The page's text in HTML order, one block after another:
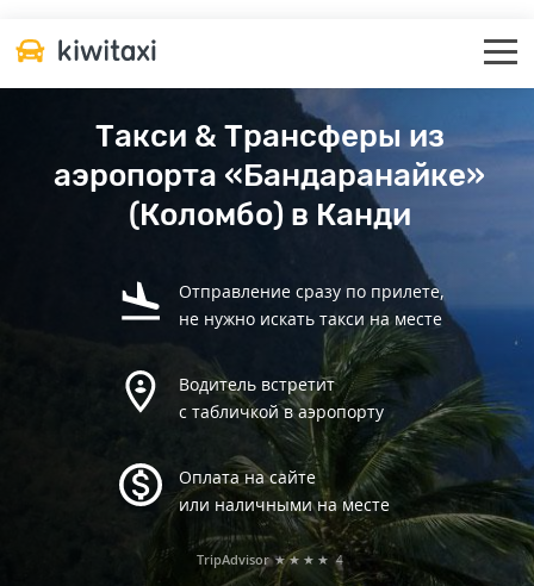
Такси & Трансферы из
аэропорта «Бандаранайке»
(Коломбо) в Канди
Отправление сразу по прилете,
не нужно искать такси на месте
Водитель встретит
с табличкой в аэропорту
Оплата на сайте
или наличными на месте
TripAdvisor ★★★★ 4